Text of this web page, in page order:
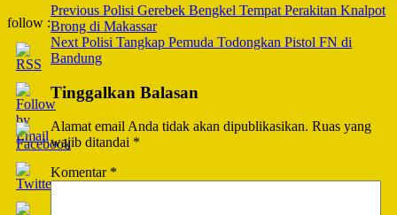
follow :
Post
Navigation
Previous Polisi Gerebek Bengkel Tempat Perakitan Knalpot
Brong di Makassar
Next Polisi Tangkap Pemuda Todongkan Pistol FN di
Bandung
Tinggalkan Balasan
Alamat email Anda tidak akan dipublikasikan. Ruas yang
wajib ditandai *
Komentar *